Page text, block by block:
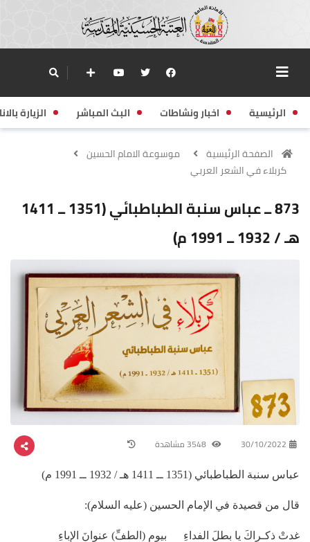
الرئيسية اخبار ونشاطات البث المباشر الزيارة
الصفحة الرئيسية
موسوعة الامام الحسين
كربلاء في الشعر العربي
873 ــ عباس سنبة الطباطبائي (1351 ــ 1411
هـ / 1932 ــ 1991 م)
30/10/2022
عباس سنبة الطباطبائي (1351 ــ 1411 هـ / 1932 ــ 1991 م)
قال من قصيدة في الإمام الحسين (عليه السلام):
غدتْ ذكـراكَ يا بطلَ الفداءِ بيومِ (الطفِّ) عنوانَ الإباءِ